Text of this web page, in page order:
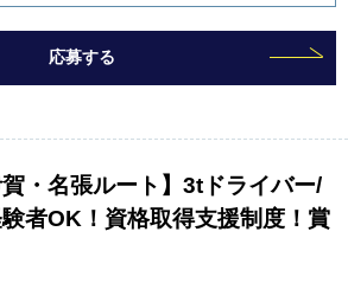
応募する
賀・名張ルート】3tドライバー/
者OK！資格取得支援制度！賞